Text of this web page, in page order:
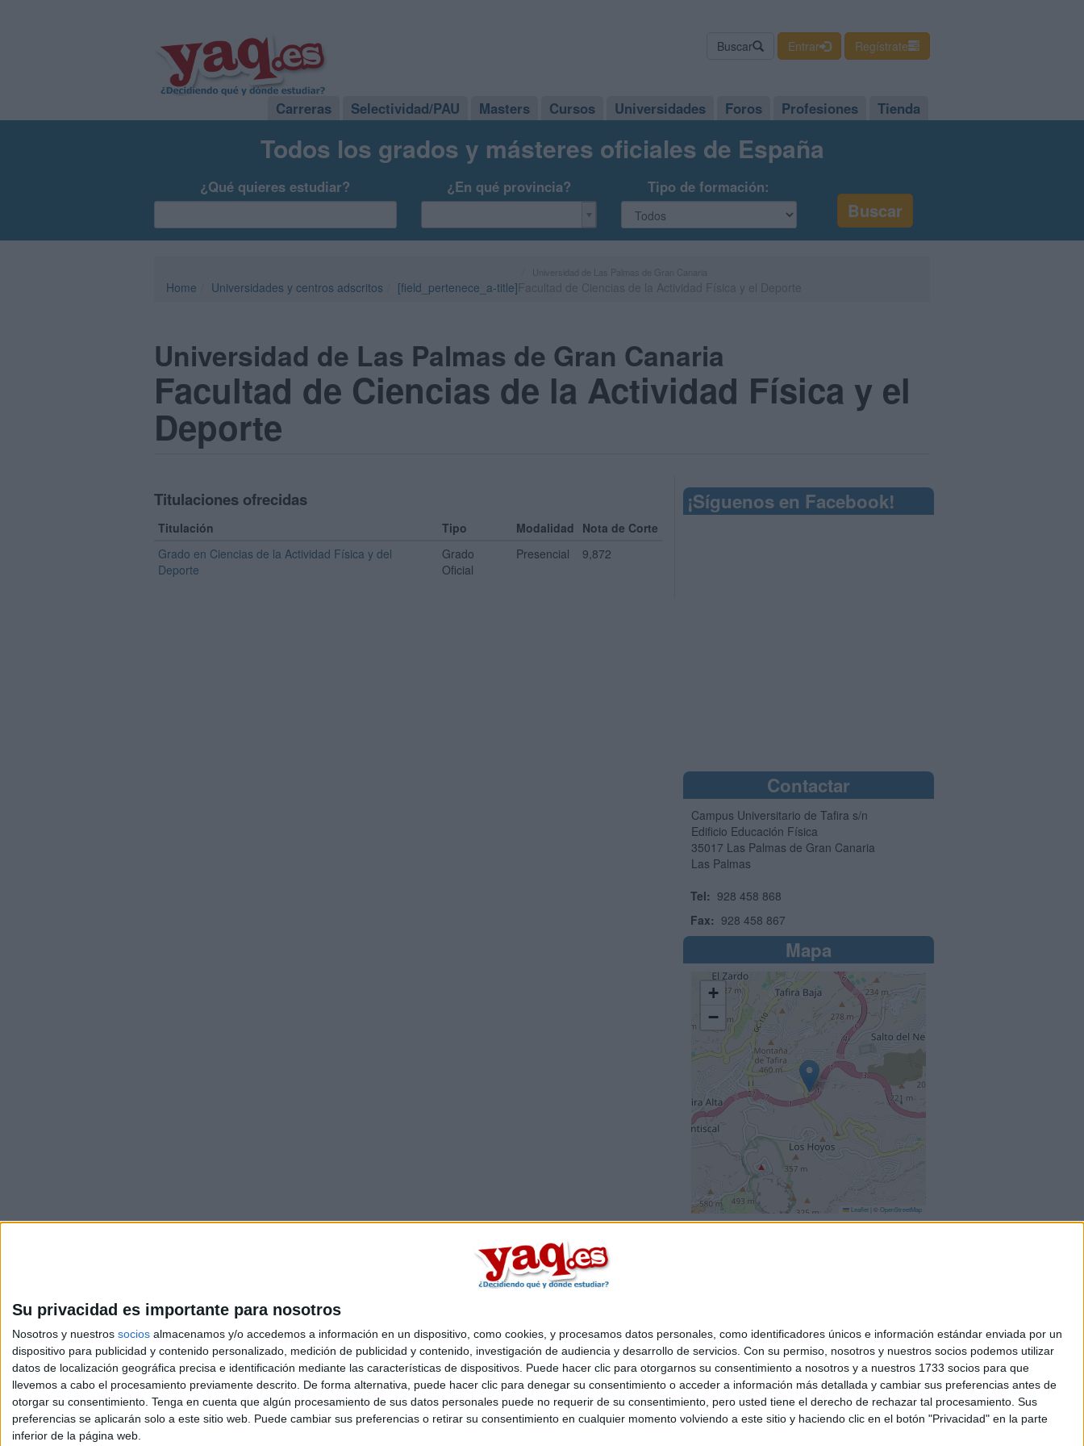
Su privacidad es importante para nosotros
Nosotros y nuestros socios almacenamos y/o accedemos a información en un dispositivo, como cookies, y procesamos datos personales, como identificadores únicos e información estándar enviada por un
dispositivo para publicidad y contenido personalizado, medición de publicidad y contenido, investigación de audiencia y desarrollo de servicios. Con su permiso, nosotros y nuestros socios podemos utilizar
datos de localización geográfica precisa e identificación mediante las características de dispositivos. Puede hacer clic para otorgarnos su consentimiento a nosotros y a nuestros 1733 socios para que
llevemos a cabo el procesamiento previamente descrito. De forma alternativa, puede hacer clic para denegar su consentimiento o acceder a información más detallada y cambiar sus preferencias antes de
otorgar su consentimiento. Tenga en cuenta que algún procesamiento de sus datos personales puede no requerir de su consentimiento, pero usted tiene el derecho de rechazar tal procesamiento. Sus
preferencias se aplicarán solo a este sitio web. Puede cambiar sus preferencias o retirar su consentimiento en cualquier momento volviendo a este sitio y haciendo clic en el botón "Privacidad" en la parte
inferior de la página web.
Buscar Entrar Regístrate
Carreras Selectividad/PAU Masters Cursos Universidades Foros Profesiones Tienda
Todos los grados y másteres oficiales de España
¿Qué quieres estudiar? ¿En qué provincia? Tipo de formación:
Home Universidades y centros adscritos [field_pertenece_a-title]
Universidad de Las Palmas de Gran Canaria
Facultad de Ciencias de la Actividad Física y el
Deporte
Titulaciones ofrecidas
Titulación Tipo Modalidad Nota de Corte
Grado en Ciencias de la Actividad Física y del
Deporte
Grado
Oficial
Presencial 9,872
¡Síguenos en Facebook!
Contactar
Campus Universitario de Tafira s/n
Edificio Educación Física
35017 Las Palmas de Gran Canaria
Las Palmas
Tel: 928 458 868
Fax: 928 458 867
Mapa
+
−
Leaflet © OpenStreetMap
Quiénes somos|Contactar|Anúnciate
Aviso legal|Politica de privacidad|Condiciones generales|Política de cookies
© 2003-2026Compás Mediterráneo S.L.- Diego de León 47 - 28006 Madrid [ESPAÑA] - Tel. +34 91 593 2767